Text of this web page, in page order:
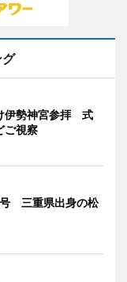
伊勢神宮参拝 式
ご視察
三重県出身の松